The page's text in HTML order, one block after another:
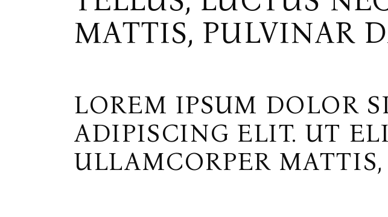
MATTIS, PULVINAR
LOREM IPSUM DOLOR
ADIPISCING ELIT. UT
ULLAMCORPER